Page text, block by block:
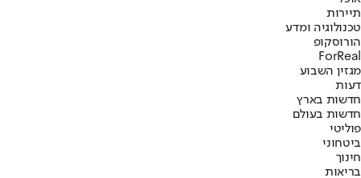
תיירות
טכנולוגיה ומדע
הורוסקופ
ForReal
מגזין השבוע
דעות
חדשות בארץ
חדשות בעולם
פוליטי
ביטחוני
חינוך
בריאות